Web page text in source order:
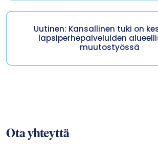
Uutinen: Kansallinen tuki on
lapsiperhepalveluiden
muutostyössä
Ota yhteyttä